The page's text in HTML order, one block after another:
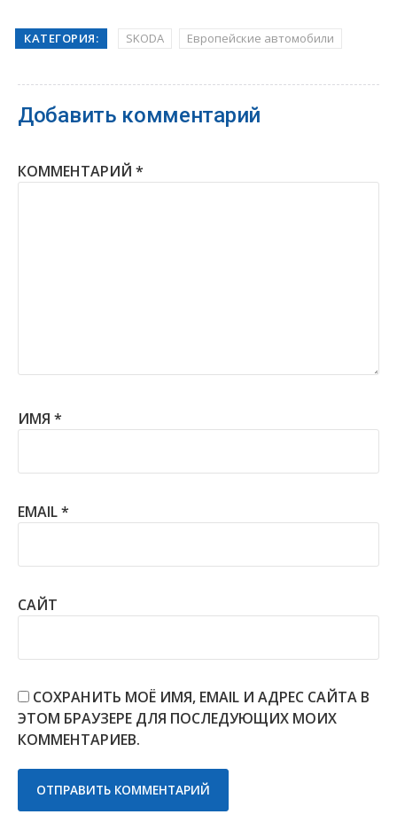
КАТЕГОРИЯ: SKODA Европейские автомобили
Добавить комментарий
КОММЕНТАРИЙ *
ИМЯ *
EMAIL*
САЙТ
СОХРАНИТЬ МОЁ ИМЯ, EMAIL И АДРЕС САЙТА В
ЭТОМ БРАУЗЕРЕ ДЛЯ ПОСЛЕДУЮЩИХ МОИХ
КОММЕНТАРИЕВ.